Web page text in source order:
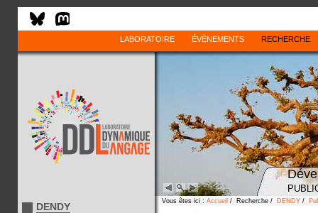
LABORATOIRE ÉVÈNEMENTS RECHERCHE
DENDY Vous êtes ici : Accueil / Recherche / DENDY /